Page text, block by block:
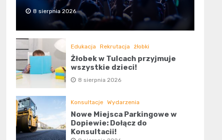
8 sierpnia 2026
Edukacja Rekrutacja żłobki
Żłobek w Tulcach przyjmuje
wszystkie dzieci!
8 sierpnia 2026
Konsultacje Wydarzenia
Nowe Miejsca Parkingowe w
Dopiewie: Dołącz do
Konsultacji!